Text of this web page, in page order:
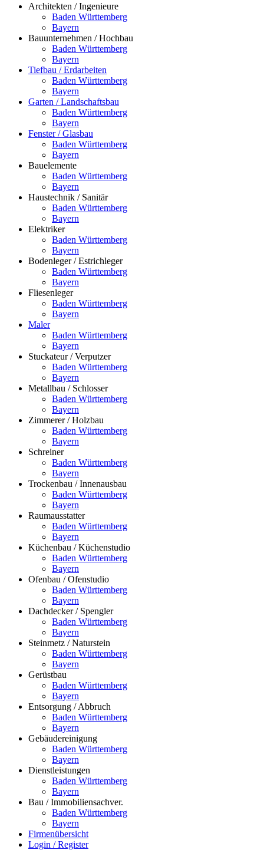
Architekten / Ingenieure
Baden Württemberg
Bayern
Bauunternehmen / Hochbau
Baden Württemberg
Bayern
Tiefbau / Erdarbeiten
Baden Württemberg
Bayern
Garten / Landschaftsbau
Baden Württemberg
Bayern
Fenster / Glasbau
Baden Württemberg
Bayern
Bauelemente
Baden Württemberg
Bayern
Haustechnik / Sanitär
Baden Württemberg
Bayern
Elektriker
Baden Württemberg
Bayern
Bodenleger / Estrichleger
Baden Württemberg
Bayern
Fliesenleger
Baden Württemberg
Bayern
Maler
Baden Württemberg
Bayern
Stuckateur / Verputzer
Baden Württemberg
Bayern
Metallbau / Schlosser
Baden Württemberg
Bayern
Zimmerer / Holzbau
Baden Württemberg
Bayern
Schreiner
Baden Württemberg
Bayern
Trockenbau / Innenausbau
Baden Württemberg
Bayern
Raumausstatter
Baden Württemberg
Bayern
Küchenbau / Küchenstudio
Baden Württemberg
Bayern
Ofenbau / Ofenstudio
Baden Württemberg
Bayern
Dachdecker / Spengler
Baden Württemberg
Bayern
Steinmetz / Naturstein
Baden Württemberg
Bayern
Gerüstbau
Baden Württemberg
Bayern
Entsorgung / Abbruch
Baden Württemberg
Bayern
Gebäudereinigung
Baden Württemberg
Bayern
Dienstleistungen
Baden Württemberg
Bayern
Bau / Immobiliensachver.
Baden Württemberg
Bayern
Firmenübersicht
Login / Register